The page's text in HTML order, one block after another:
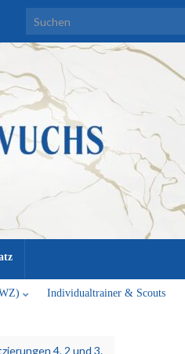
Search for:
Individualtrainer & Scouts
4, 2 und 3.